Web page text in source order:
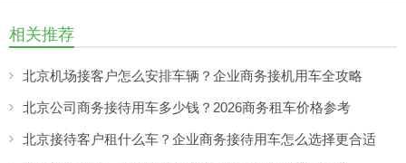
相关推荐
北京机场接客户怎么安排车辆？企业商务接机用车全攻略
北京公司商务接待用车多少钱？2026商务租车价格参考
北京接待客户租什么车？企业商务接待用车怎么选择更合适